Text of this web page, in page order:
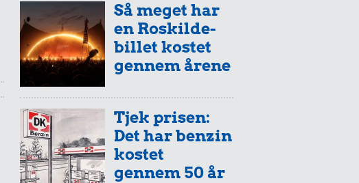
Så meget har
en Roskilde-
billet kostet
gennem årene
Tjek prisen:
Det har benzin
kostet
gennem 50 år